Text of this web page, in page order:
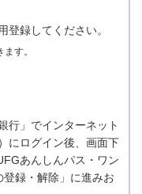
登録してください。
ます。
行」でインターネット
にログイン後、画面下
あんしんパス・ワン
録・解除」に進みお